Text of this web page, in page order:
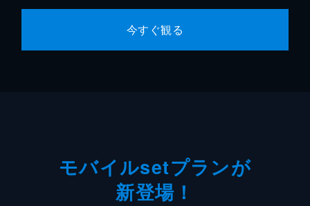
今すぐ観る
モバイルsetプランが
新登場！